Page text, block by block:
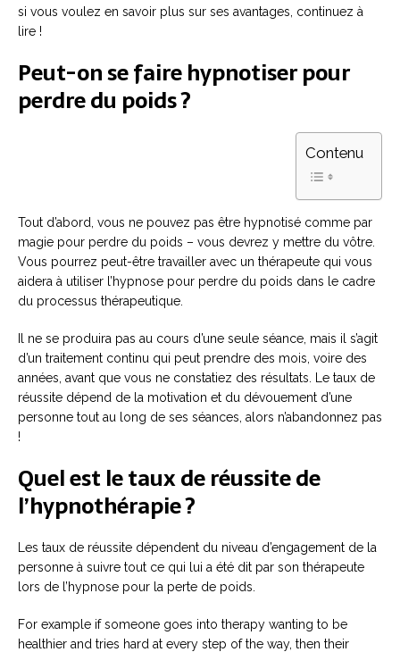
si vous voulez en savoir plus sur ses avantages, continuez à
lire !
Peut-on se faire hypnotiser pour
perdre du poids ?
Contenu
Tout d’abord, vous ne pouvez pas être hypnotisé comme par
magie pour perdre du poids – vous devrez y mettre du vôtre.
Vous pourrez peut-être travailler avec un thérapeute qui vous
aidera à utiliser l’hypnose pour perdre du poids dans le cadre
du processus thérapeutique.
Il ne se produira pas au cours d’une seule séance, mais il s’agit
d’un traitement continu qui peut prendre des mois, voire des
années, avant que vous ne constatiez des résultats. Le taux de
réussite dépend de la motivation et du dévouement d’une
personne tout au long de ses séances, alors n’abandonnez pas
!
Quel est le taux de réussite de
l’hypnothérapie ?
Les taux de réussite dépendent du niveau d’engagement de la
personne à suivre tout ce qui lui a été dit par son thérapeute
lors de l’hypnose pour la perte de poids.
For example if someone goes into therapy wanting to be
healthier and tries hard at every step of the way, then their